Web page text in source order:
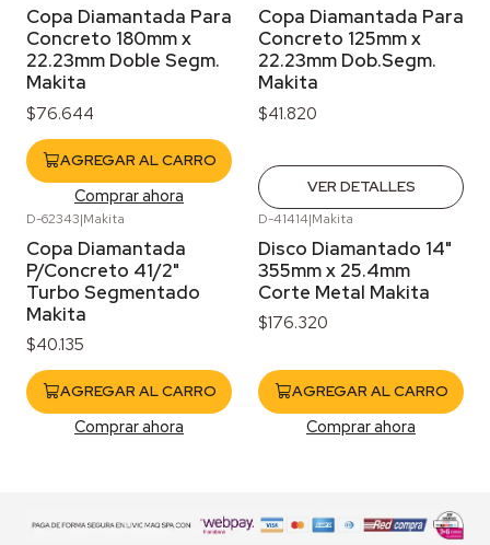
Copa Diamantada Para
Concreto 180mm x
22.23mm Doble Segm.
Makita
$76.644
AGREGAR AL CARRO
Comprar ahora
Copa Diamantada Para
Concreto 125mm x
22.23mm Dob.Segm.
Makita
$41.820
VER DETALLES
D-62343|Makita
Copa Diamantada
P/Concreto 41/2"
Turbo Segmentado
Makita
$40.135
AGREGAR AL CARRO
Comprar ahora
D-41414|Makita
Disco Diamantado 14"
355mm x 25.4mm
Corte Metal Makita
$176.320
AGREGAR AL CARRO
Comprar ahora